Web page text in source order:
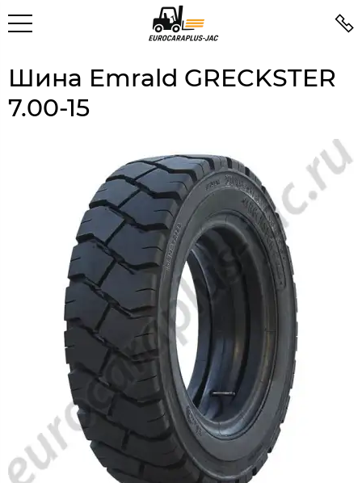
Шина Emrald GRECKSTER
7.00-15